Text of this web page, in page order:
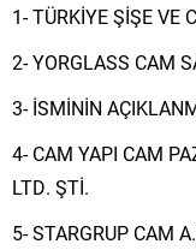
1- TÜRKİYE ŞİŞE VE
2- YORGLASS CAM
3- İSMİNİN
4- CAM YAPI CAM
LTD. ŞTİ.
5- STARGRUP CAM